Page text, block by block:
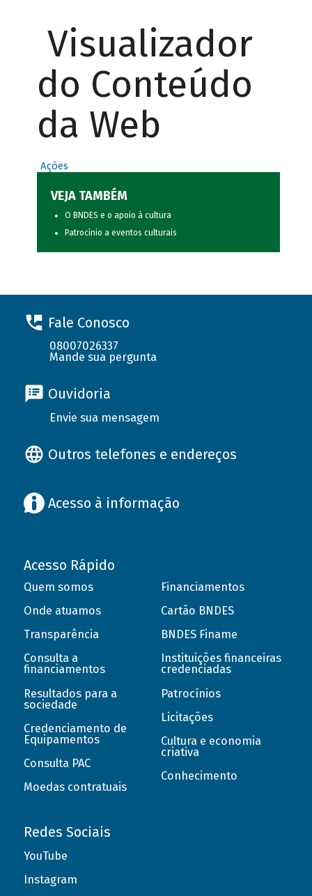
Visualizador
do Conteúdo
da Web
Ações
VEJA TAMBÉM
O BNDES e o apoio à cultura
Patrocínio a eventos culturais
Fale Conosco
08007026337
Mande sua pergunta
Ouvidoria
Envie sua mensagem
Outros telefones e endereços
Acesso à informação
Acesso Rápido
Quem somos
Onde atuamos
Transparência
Consulta a
financiamentos
Resultados para a
sociedade
Credenciamento de
Equipamentos
Consulta PAC
Moedas contratuais
Financiamentos
Cartão BNDES
BNDES Finame
Instituições financeiras
credenciadas
Patrocínios
Licitações
Cultura e economia
criativa
Conhecimento
Redes Sociais
YouTube
Instagram